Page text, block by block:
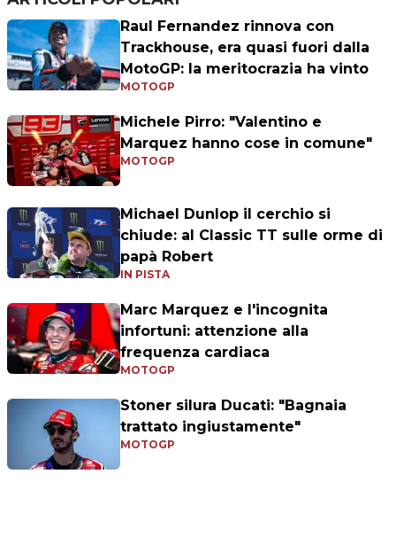
Raul Fernandez rinnova con
Trackhouse, era quasi fuori dalla
MotoGP: la meritocrazia ha vinto
MOTOGP
Michele Pirro: "Valentino e
Marquez hanno cose in comune"
MOTOGP
Michael Dunlop il cerchio si
chiude: al Classic TT sulle orme di
papà Robert
IN PISTA
Marc Marquez e l'incognita
infortuni: attenzione alla
frequenza cardiaca
MOTOGP
Stoner silura Ducati: "Bagnaia
trattato ingiustamente"
MOTOGP